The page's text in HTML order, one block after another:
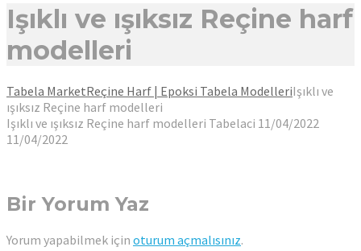
Işıklı ve ışıksız Reçine harf
modelleri
Tabela MarketReçine Harf | Epoksi Tabela ModelleriIşıklı ve
ışıksız Reçine harf modelleri
Işıklı ve ışıksız Reçine harf modelleri Tabelaci 11/04/2022
11/04/2022
Bir Yorum Yaz
Yorum yapabilmek için oturum açmalısınız.